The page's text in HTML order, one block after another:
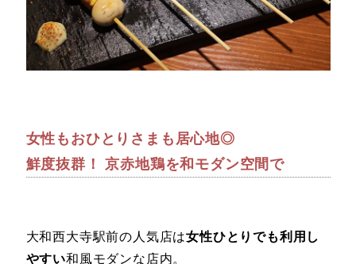
女性もおひとりさまも居心地◎
鮮度抜群！ 京赤地鶏を和モダン空間で
大和西大寺駅前の人気店は女性ひとりでも利用し
やすい和風モダンな店内。